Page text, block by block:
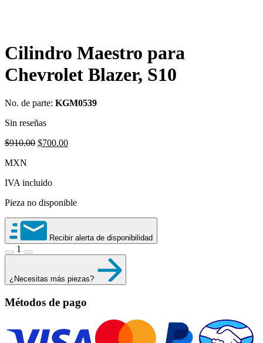
Cilindro Maestro para
Chevrolet Blazer, S10
No. de parte: KGM0539
Sin reseñas
$910.00 Original
$700.00Current
MXN
IVA incluido
Pieza no disponible
Recibir alerta de disponibilidad
1
¿Necesitas más piezas?
Métodos de pago